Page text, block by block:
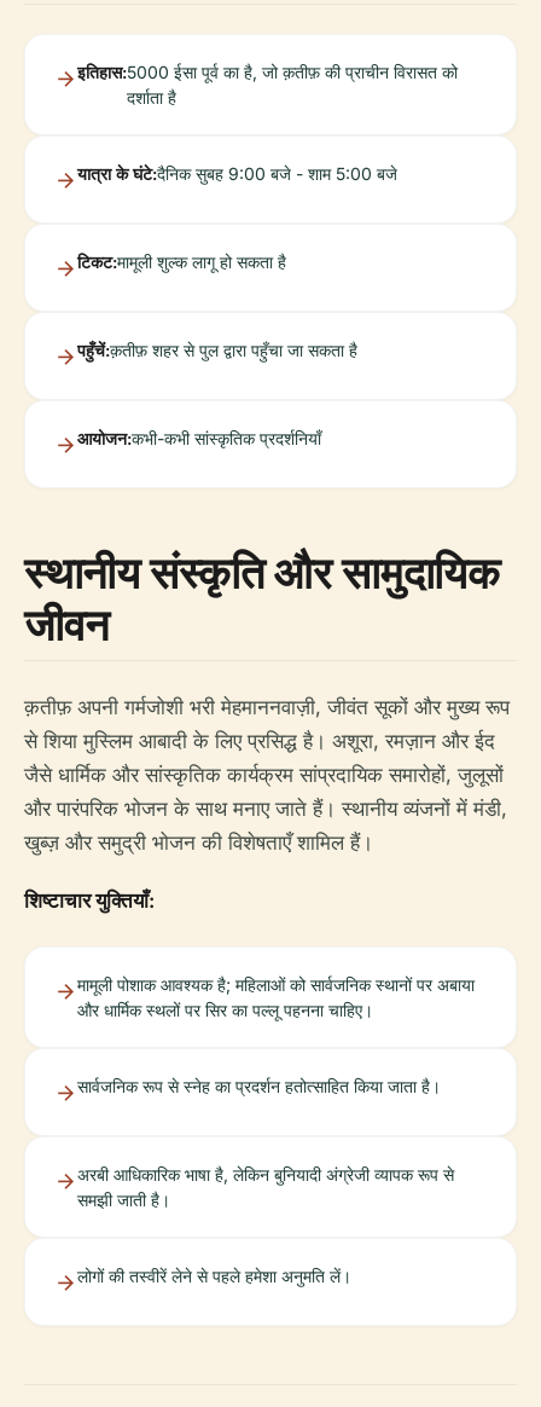
इतिहास:5000 ईसा पूर्व का है, जो क़तीफ़ की प्राचीन विरासत को
दर्शाता है
यात्रा के घंटे:दैनिक सुबह 9:00 बजे - शाम 5:00 बजे
टिकट:मामूली शुल्क लागू हो सकता है
पहुँचें:क़तीफ़ शहर से पुल द्वारा पहुँचा जा सकता है
आयोजन:कभी-कभी सांस्कृतिक प्रदर्शनियाँ
स्थानीय संस्कृति और सामुदायिक
जीवन
क़तीफ़ अपनी गर्मजोशी भरी मेहमाननवाज़ी, जीवंत सूकों और मुख्य रूप
से शिया मुस्लिम आबादी के लिए प्रसिद्ध है। अशूरा, रमज़ान और ईद
जैसे धार्मिक और सांस्कृतिक कार्यक्रम सांप्रदायिक समारोहों, जुलूसों
और पारंपरिक भोजन के साथ मनाए जाते हैं। स्थानीय व्यंजनों में मंडी,
खुब्ज़ और समुद्री भोजन की विशेषताएँ शामिल हैं।
शिष्टाचार युक्तियाँ:
मामूली पोशाक आवश्यक है; महिलाओं को सार्वजनिक स्थानों पर अबाया
और धार्मिक स्थलों पर सिर का पल्लू पहनना चाहिए।
सार्वजनिक रूप से स्नेह का प्रदर्शन हतोत्साहित किया जाता है।
अरबी आधिकारिक भाषा है, लेकिन बुनियादी अंग्रेजी व्यापक रूप से
समझी जाती है।
लोगों की तस्वीरें लेने से पहले हमेशा अनुमति लें।